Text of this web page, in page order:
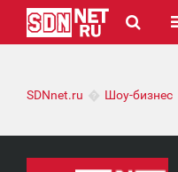
SDNnet.ru Шоу-бизнес